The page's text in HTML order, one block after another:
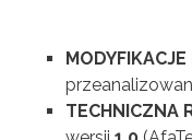
TECHNICZNA